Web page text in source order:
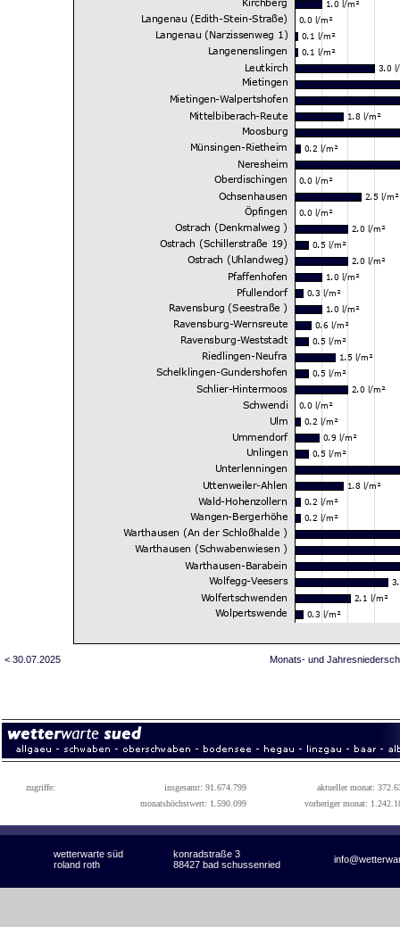
< 30.07.2025 Monats- und
zugriffe: insgesamt: 91.674.799
aktueller monat:
monatshöchstwert: 1.590.099
vorheriger monat:
wetterwarte süd konradstraße 3
roland roth 88427 bad schussenried